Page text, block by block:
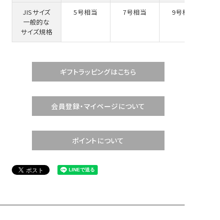
JISサイズ
一般的な
サイズ規格
5号相当 7号相当 9号相当
ギフトラッピングはこちら
会員登録・マイページについて
ポイントについて